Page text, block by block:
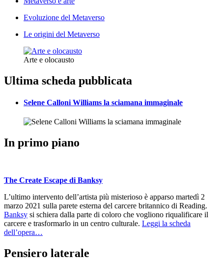
Evoluzione del Metaverso
Le origini del Metaverso
Arte e olocausto
Ultima scheda pubblicata
Selene Calloni Williams la sciamana immaginale
In primo piano
The Create Escape di Banksy
L’ultimo intervento dell’artista più misterioso è apparso martedì 2
marzo 2021 sulla parete esterna del carcere britannico di Reading.
Banksy si schiera dalla parte di coloro che vogliono riqualificare il
carcere e trasformarlo in un centro culturale. Leggi la scheda
dell’opera…
Pensiero laterale